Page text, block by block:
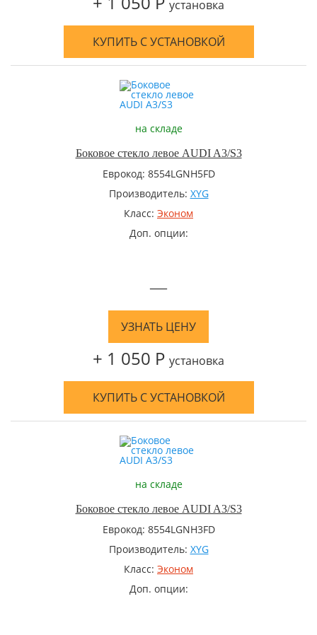
установка
КУПИТЬ С УСТАНОВКОЙ
на складе
Боковое стекло левое AUDI A3/S3
Еврокод: 8554LGNH5FD
Производитель: XYG
Класс: Эконом
Доп. опции:
—
УЗНАТЬ ЦЕНУ
+ 1 050 Р установка
КУПИТЬ С УСТАНОВКОЙ
на складе
Боковое стекло левое AUDI A3/S3
Еврокод: 8554LGNH3FD
Производитель: XYG
Класс: Эконом
Доп. опции: